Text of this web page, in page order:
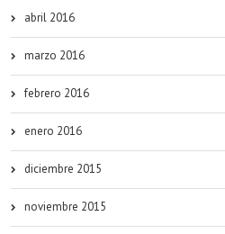
abril 2016
marzo 2016
febrero 2016
enero 2016
diciembre 2015
noviembre 2015